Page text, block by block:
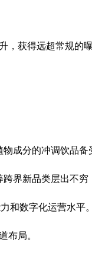
获得远超常规的
成分的冲调饮品备
界新品类层出不穷
和数字化运营水平。
布局。